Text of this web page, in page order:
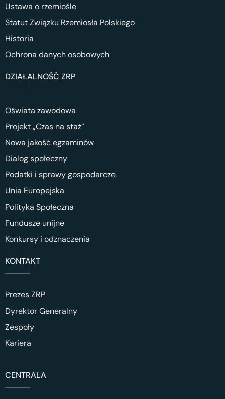
Ustawa o rzemiośle
Statut Związku Rzemiosła Polskiego
Historia
Ochrona danych osobowych
DZIAŁALNOŚĆ ZRP
Oświata zawodowa
Projekt „Czas na staż”
Nowa jakość egzaminów
Dialog społeczny
Podatki i sprawy gospodarcze
Unia Europejska
Polityka Społeczna
Fundusze unijne
Konkursy i odznaczenia
KONTAKT
Prezes ZRP
Dyrektor Generalny
Zespoły
Kariera
CENTRALA